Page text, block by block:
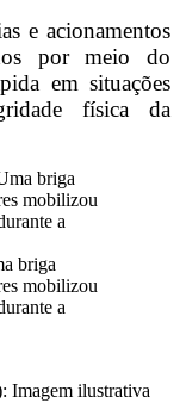
e acionamentos
por meio do
em situações
física da
briga
mobilizou
a
Imagem ilustrativa